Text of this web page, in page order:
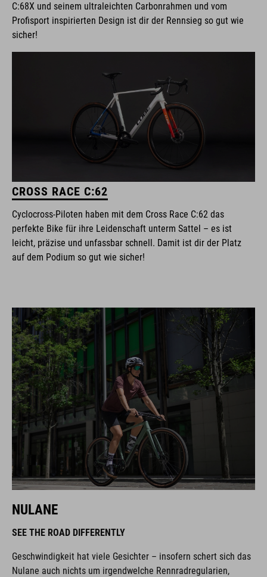
C:68X und seinem ultraleichten Carbonrahmen und vom
Profisport inspirierten Design ist dir der Rennsieg so gut wie
sicher!
CROSS RACE C:62
Cyclocross-Piloten haben mit dem Cross Race C:62 das
perfekte Bike für ihre Leidenschaft unterm Sattel – es ist
leicht, präzise und unfassbar schnell. Damit ist dir der Platz
auf dem Podium so gut wie sicher!
NULANE
SEE THE ROAD DIFFERENTLY
Geschwindigkeit hat viele Gesichter – insofern schert sich das
Nulane auch nichts um irgendwelche Rennradregularien,